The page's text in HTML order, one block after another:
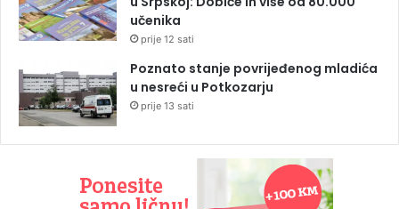
učenika
prije 12 sati
Poznato stanje povrijeđenog mladića
u nesreći u Potkozarju
prije 13 sati